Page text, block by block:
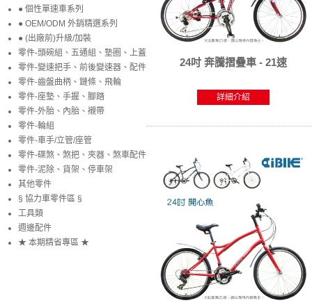
24吋 奔騰摺疊車 - 21速
詳細介紹
● 個性單速車系列
● OEM/ODM 外銷精選系列
● (出廠前)升級/加裝
零件-頭碗組、五通組、墊圈、上蓋
零件-變速把手、前後變速器、配件
零件-齒盤曲柄、鏈條、飛輪
零件-座墊、手握、腳踏
零件-外胎、內胎、襯帶
零件-輪組
零件-車手/立管/座管
零件-碟煞、煞把、夾器、煞車配件
零件-泥除、貨架、停車架
其他零件
§ 協力車零件區 §
工具類
週邊配件
★ 本期精省專區 ★